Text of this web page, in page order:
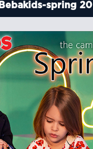
Bebakids-spring 20